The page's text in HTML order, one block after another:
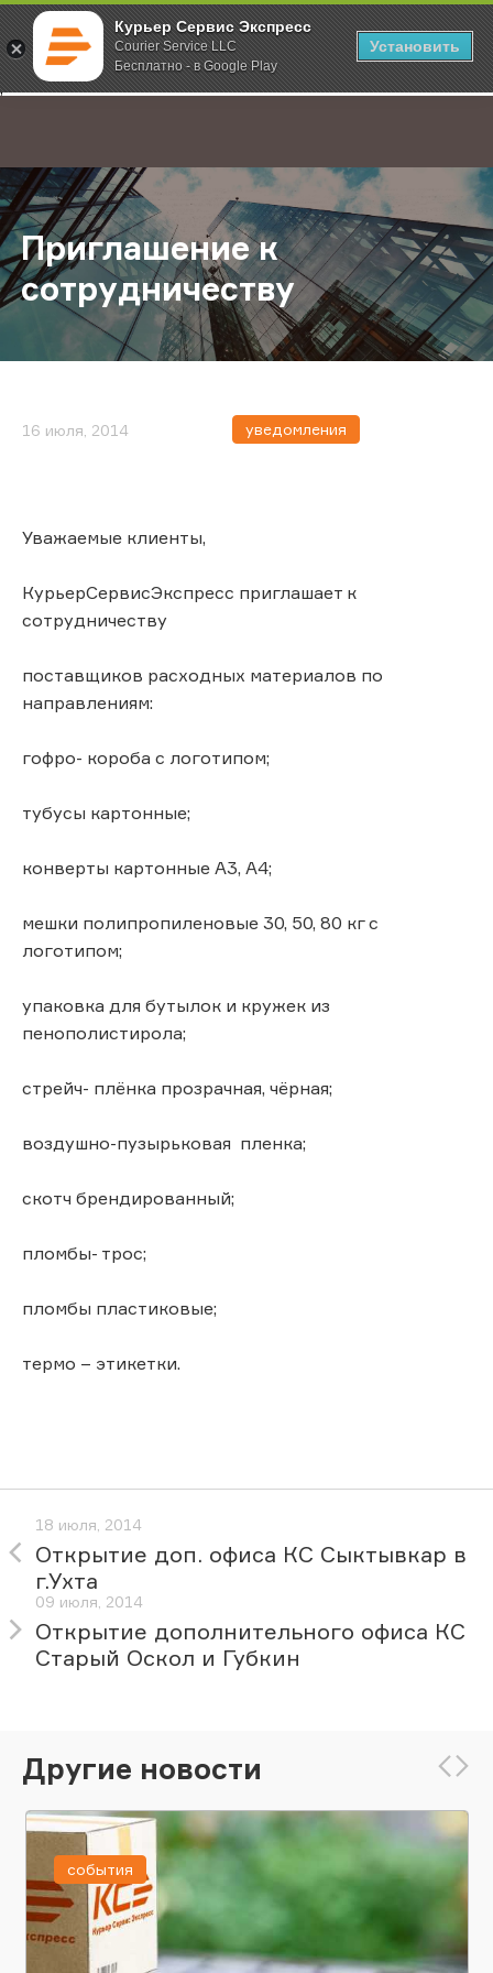
Курьер Сервис Экспресс
Courier Service LLC
Бесплатно - в Google Play
Установить
;
Главная О компании Новости Приглашение к сотрудничеству
Приглашение к
сотрудничеству
16 июля, 2014 уведомления
Уважаемые клиенты,
КурьерСервисЭкспресс приглашает к
сотрудничеству
поставщиков расходных материалов по
направлениям:
гофро- короба с логотипом;
тубусы картонные;
конверты картонные А3, А4;
мешки полипропиленовые 30, 50, 80 кг с
логотипом;
упаковка для бутылок и кружек из
пенополистирола;
стрейч- плёнка прозрачная, чёрная;
воздушно-пузырьковая пленка;
скотч брендированный;
пломбы- трос;
пломбы пластиковые;
термо – этикетки.
18 июля, 2014
Открытие доп. офиса КС Сыктывкар в
г.Ухта
09 июля, 2014
Открытие дополнительного офиса КС
Старый Оскол и Губкин
Другие новости
события